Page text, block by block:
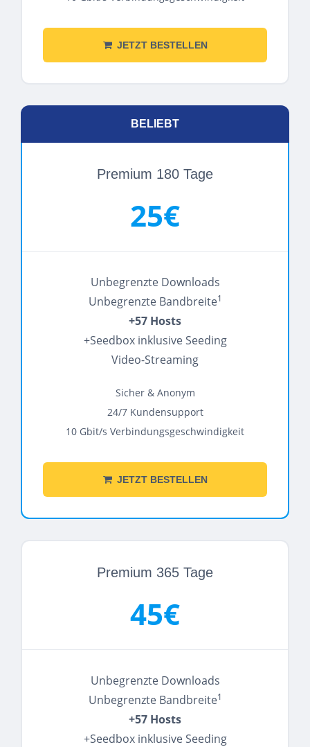
JETZT BESTELLEN
BELIEBT
Premium 180 Tage
25€
Unbegrenzte Downloads
Unbegrenzte Bandbreite1
+57 Hosts
+Seedbox inklusive Seeding
Video-Streaming
Sicher & Anonym
24/7 Kundensupport
10 Gbit/s Verbindungsgeschwindigkeit
JETZT BESTELLEN
Premium 365 Tage
45€
Unbegrenzte Downloads
Unbegrenzte Bandbreite1
+57 Hosts
+Seedbox inklusive Seeding